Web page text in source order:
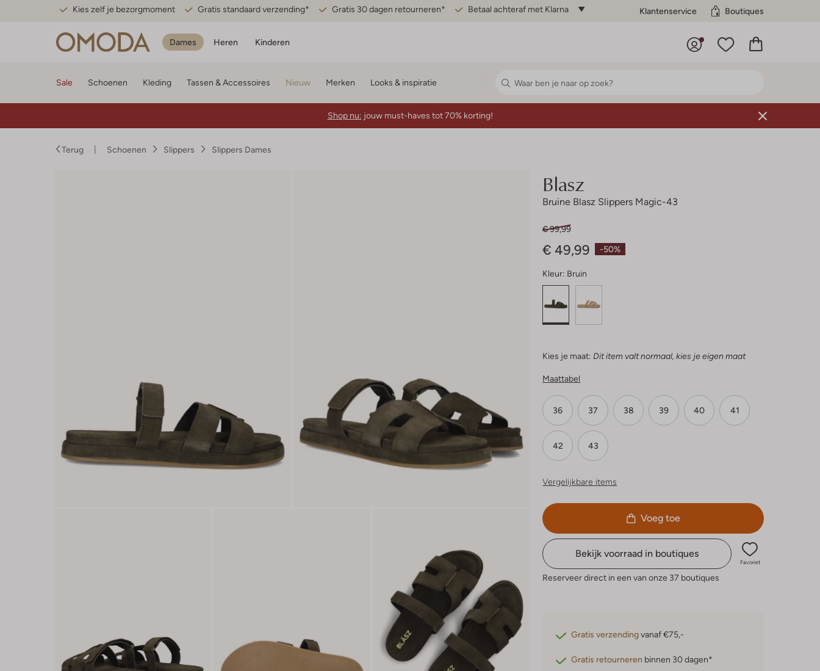
Kies zelf je bezorgmoment Gratis standaard verzending* Gratis 30 dagen retourneren* Betaal achteraf met Klarna Klantenservice Boutiques
Dames Heren Kinderen
Sale Schoenen Kleding Tassen & Accessoires Nieuw Merken Looks & inspiratie
Shop nu: jouw must-haves tot 70% korting!
Terug Schoenen Slippers Slippers Dames
Blasz
Bruine Blasz Slippers Magic-43
-50%
€ 99,99
€ 49,99
Kleur: Bruin
Kies je maat: Dit item valt normaal, kies je eigen maat
Maattabel
36 37 38 39 40 41
42 43
Vergelijkbare items
Voeg toe
Bekijk voorraad in boutiques
Favoriet
Reserveer direct in een van onze 37 boutiques
Gratis verzendingvanaf €75,-
Gratis retourneren binnen 30 dagen*